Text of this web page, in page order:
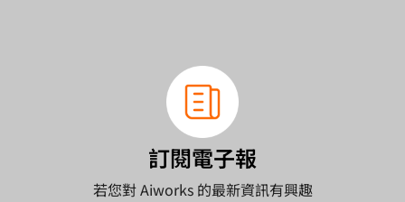
訂閱電子報
若您對 Aiworks 的最新資訊有興趣